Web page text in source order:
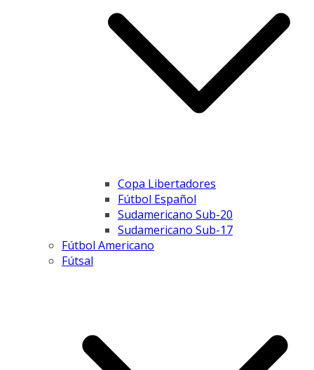
Copa Libertadores
Fútbol Español
Sudamericano Sub-20
Sudamericano Sub-17
Fútbol Americano
Fútsal